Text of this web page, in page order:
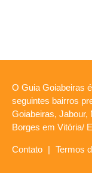
O Guia Goiabeiras
seguintes bairros
Goiabeiras, Jabour,
Borges em Vitória/
Contato | Termos